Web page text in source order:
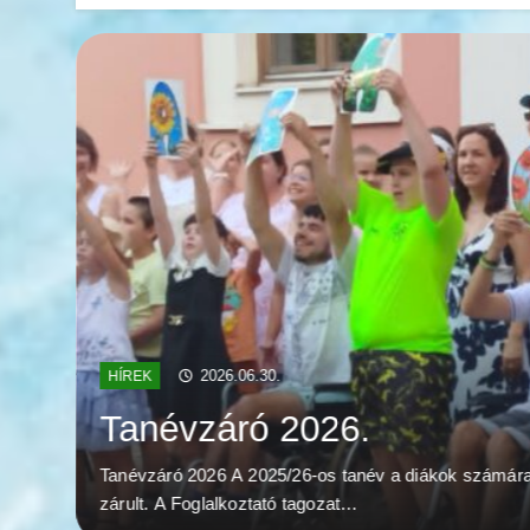
HÍREK 2026.06.30.
Tanévzáró 2026.
Tanévzáró 2026 A 2025/26-os tanév a diákok
zárult. A Foglalkoztató tagozat…